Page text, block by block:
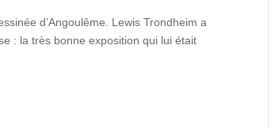
d’Angoulême. Lewis Trondheim a
: la très bonne exposition qui lui était